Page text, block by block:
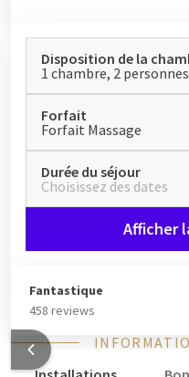
Disposition de la
1 chambre, 2 personnes
Forfait
Forfait Massage
Durée du séjour
Choisissez des dates
Afficher
Fantastique
458 reviews